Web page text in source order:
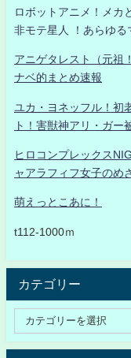
ロボットアニメ！メカ
非モテ星人 ！あらゆる
アニゲタレスト（元
ナベ的まとめ速報
ユカ・ヨネッフル！初
ト！害獣神アリ・ガー
ヒロコンプレックス
ャアラフィフ女子のめ
萌えっとこあに！
t112-1000ｍ
カテゴリー